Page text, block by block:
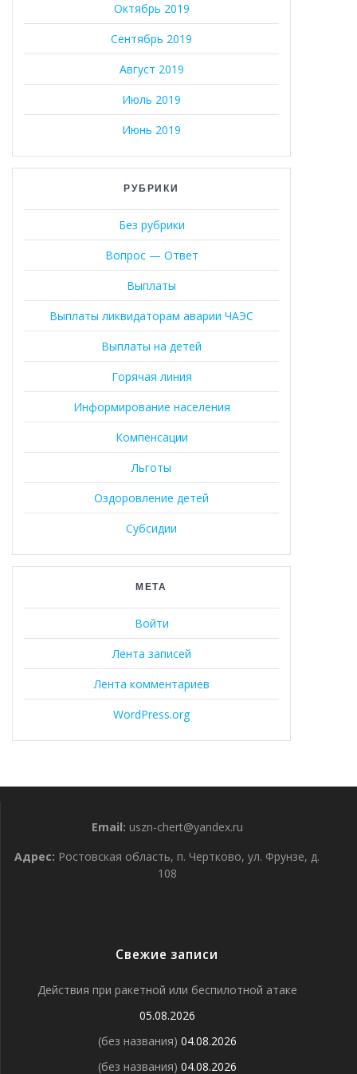
Октябрь 2019
Сентябрь 2019
Август 2019
Июль 2019
Июнь 2019
РУБРИКИ
Без рубрики
Вопрос — Ответ
Выплаты
Выплаты ликвидаторам аварии ЧАЭС
Выплаты на детей
Горячая линия
Информирование населения
Компенсации
Льготы
Оздоровление детей
Субсидии
МЕТА
Войти
Лента записей
Лента комментариев
WordPress.org
Email: uszn-chert@yandex.ru
Адрес: Ростовская область, п. Чертково, ул. Фрунзе, д.
108
Свежие записи
Действия при ракетной или беспилотной атаке
05.08.2026
(без названия) 04.08.2026
(без названия) 04.08.2026